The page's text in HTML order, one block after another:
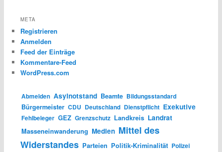
META
Registrieren
Anmelden
Feed der Einträge
Kommentare-Feed
WordPress.com
Abmelden Asylnotstand Beamte Bildungsstandard
Bürgermeister CDU Deutschland Dienstpflicht Exekutive
Fehlbeleger GEZ Grenzschutz Landkreis Landrat
Masseneinwanderung Medien Mittel des
Widerstandes Parteien Politik-Kriminalität Polizei